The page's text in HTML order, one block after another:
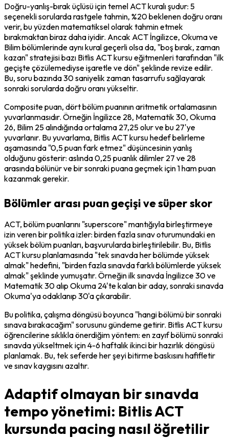
Doğru-yanlış-bırak üçlüsü için temel ACT kuralı şudur: 5
seçenekli sorularda rastgele tahmin, %20 beklenen doğru oranı
verir, bu yüzden matematiksel olarak tahmin etmek
bırakmaktan biraz daha iyidir. Ancak ACT İngilizce, Okuma ve
Bilim bölümlerinde aynı kural geçerli olsa da, "boş bırak, zaman
kazan" stratejisi bazı Bitlis ACT kursu eğitmenleri tarafından "ilk
geçişte çözülemediyse işaretle ve dön" şeklinde revize edilir.
Bu, soru bazında 30 saniyelik zaman tasarrufu sağlayarak
sonraki sorularda doğru oranı yükseltir.
Composite puan, dört bölüm puanının aritmetik ortalamasının
yuvarlanmasıdır. Örneğin İngilizce 28, Matematik 30, Okuma
26, Bilim 25 alındığında ortalama 27,25 olur ve bu 27'ye
yuvarlanır. Bu yuvarlama, Bitlis ACT kursu hedef belirleme
aşamasında "0,5 puan fark etmez" düşüncesinin yanlış
olduğunu gösterir: aslında 0,25 puanlık dilimler 27 ve 28
arasında bölünür ve bir sonraki puana geçmek için 1 ham puan
kazanmak gerekir.
Bölümler arası puan geçişi ve süper skor
ACT, bölüm puanlarını "superscore" mantığıyla birleştirmeye
izin veren bir politika izler: birden fazla sınav oturumundaki en
yüksek bölüm puanları, başvurularda birleştirilebilir. Bu, Bitlis
ACT kursu planlamasında "tek sınavda her bölümde yüksek
almak" hedefini, "birden fazla sınavda farklı bölümlerde yüksek
almak" şeklinde yumuşatır. Örneğin ilk sınavda İngilizce 30 ve
Matematik 30 alıp Okuma 24'te kalan bir aday, sonraki sınavda
Okuma'ya odaklanıp 30'a çıkarabilir.
Bu politika, çalışma döngüsü boyunca "hangi bölümü bir sonraki
sınava bırakacağım" sorusunu gündeme getirir. Bitlis ACT kursu
öğrencilerine sıklıkla önerdiğim yöntem: en zayıf bölümü sonraki
sınavda yükseltmek için 4-6 haftalık ikinci bir hazırlık döngüsü
planlamak. Bu, tek seferde her şeyi bitirme baskısını hafifletir
ve sınav kaygısını azaltır.
Adaptif olmayan bir sınavda
tempo yönetimi: Bitlis ACT
kursunda pacing nasıl öğretilir